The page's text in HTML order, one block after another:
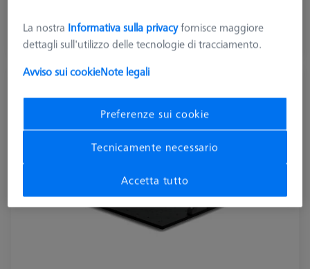
più IVA
Disponibile a breve
alleggerito, analisi temperatura
La nostra Informativa sulla privacyfornisce maggiore
dettagli sull'utilizzo delle tecnologie di tracciamento.
Avviso sui cookieNote legali
Preferenze sui cookie
Tecnicamente necessario
Accetta tutto